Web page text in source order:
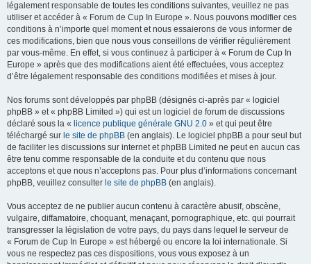
légalement responsable de toutes les conditions suivantes, veuillez ne pas
utiliser et accéder à « Forum de Cup In Europe ». Nous pouvons modifier ces
conditions à n’importe quel moment et nous essaierons de vous informer de
ces modifications, bien que nous vous conseillons de vérifier régulièrement
par vous-même. En effet, si vous continuez à participer à « Forum de Cup In
Europe » après que des modifications aient été effectuées, vous acceptez
d’être légalement responsable des conditions modifiées et mises à jour.
Nos forums sont développés par phpBB (désignés ci-après par « logiciel
phpBB » et « phpBB Limited ») qui est un logiciel de forum de discussions
déclaré sous la « licence publique générale GNU 2.0 » et qui peut être
téléchargé sur le site de phpBB (en anglais). Le logiciel phpBB a pour seul but
de faciliter les discussions sur internet et phpBB Limited ne peut en aucun cas
être tenu comme responsable de la conduite et du contenu que nous
acceptons et que nous n’acceptons pas. Pour plus d’informations concernant
phpBB, veuillez consulter le site de phpBB (en anglais).
Vous acceptez de ne publier aucun contenu à caractère abusif, obscène,
vulgaire, diffamatoire, choquant, menaçant, pornographique, etc. qui pourrait
transgresser la législation de votre pays, du pays dans lequel le serveur de
« Forum de Cup In Europe » est hébergé ou encore la loi internationale. Si
vous ne respectez pas ces dispositions, vous vous exposez à un